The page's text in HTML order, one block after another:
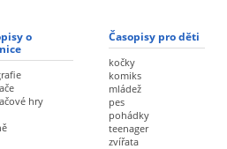
o
hry
Časopisy pro děti
kočky
komiks
mládež
pes
pohádky
teenager
zvířata